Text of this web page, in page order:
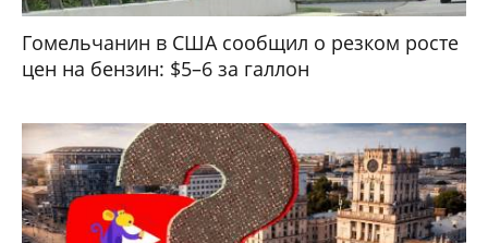
Гомельчанин в США сообщил о резком росте
цен на бензин: $5–6 за галлон